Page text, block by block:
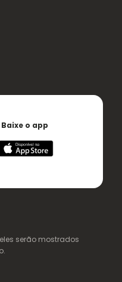
Baixe o app
serão mostrados